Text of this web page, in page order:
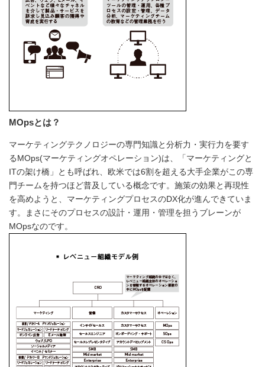
MOpsとは？
マーケティングテクノロジーの専門知識と分析力・実行力を要す
るMOps(マーケティングオペレーション)は、「マーケティングと
ITの架け橋」とも呼ばれ、欧米では6割を超える大手企業がこの専
門チームを持つほど普及している概念です。施策の効果と再現性
を高めようと、マーケティングプロセスのDX化が進んできていま
す。まさにそのプロセスの設計・運用・管理を担うブレーンが
MOpsなのです。